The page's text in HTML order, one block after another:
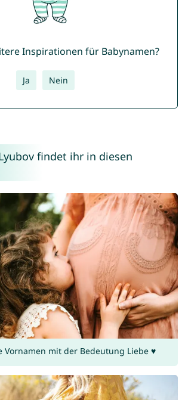
Inspirationen für Babynamen?
Ja Nein
findet ihr in diesen
Vornamen mit der Bedeutung Liebe ♥